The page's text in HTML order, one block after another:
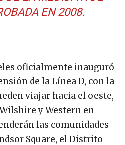
EN 2008.
oficialmente inauguró
de la Línea D, con la
viajar hacia el oeste,
y Western en
las comunidades
Square, el Distrito